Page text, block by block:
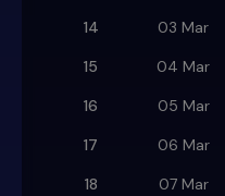
14
03 Mar
15
04 Mar
16
05 Mar
17
06 Mar
18
07 Mar